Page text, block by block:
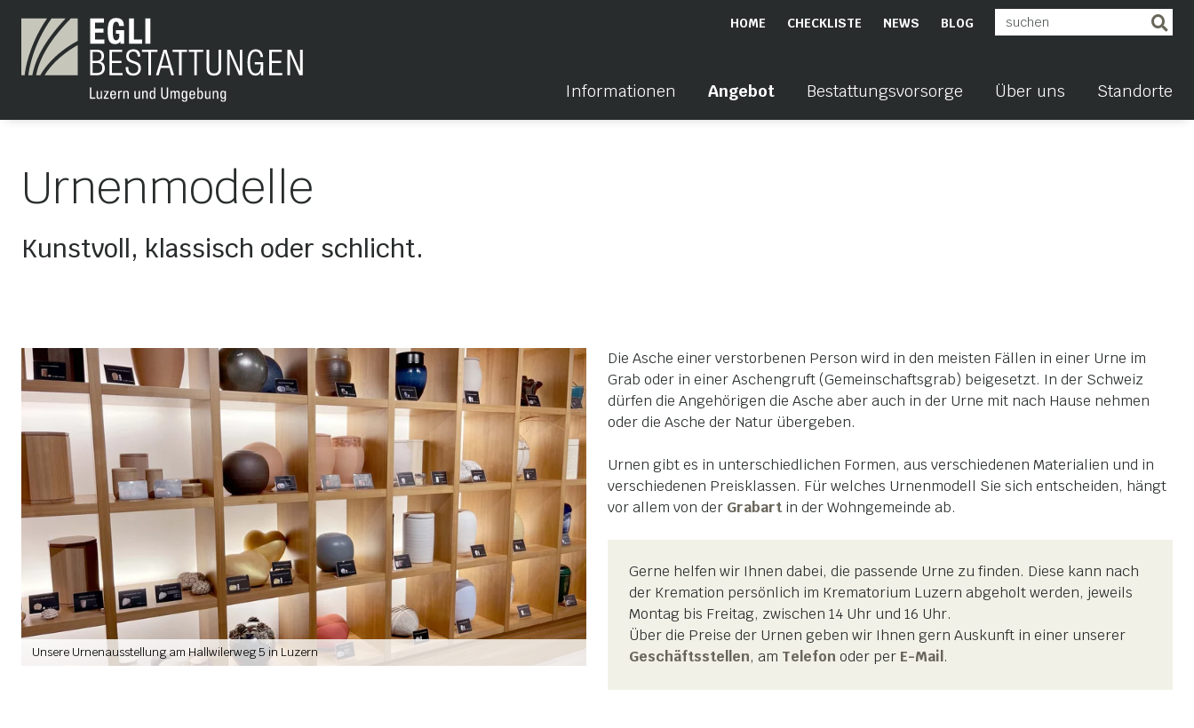
HOME CHECKLISTE NEWS BLOG
Informationen Angebot Bestattungsvorsorge Über uns Standorte
Urnenmodelle
Kunstvoll, klassisch oder schlicht.
Unsere Urnenausstellung am Hallwilerweg 5 in Luzern
Die Asche einer verstorbenen Person wird in den meisten Fällen in einer Urne im
Grab oder in einer Aschengruft (Gemeinschaftsgrab) beigesetzt. In der Schweiz
dürfen die Angehörigen die Asche aber auch in der Urne mit nach Hause nehmen
oder die Asche der Natur übergeben.
Urnen gibt es in unterschiedlichen Formen, aus verschiedenen Materialien und in
verschiedenen Preisklassen. Für welches Urnenmodell Sie sich entscheiden, hängt
vor allem von der Grabartin der Wohngemeinde ab.
Gerne helfen wir Ihnen dabei, die passende Urne zu finden. Diese kann nach
der Kremation persönlich im Krematorium Luzern abgeholt werden, jeweils
Montag bis Freitag, zwischen 14 Uhr und 16 Uhr.
Über die Preise der Urnen geben wir Ihnen gern Auskunft in einer unserer
Geschäftsstellen, am Telefon oder per E-Mail .